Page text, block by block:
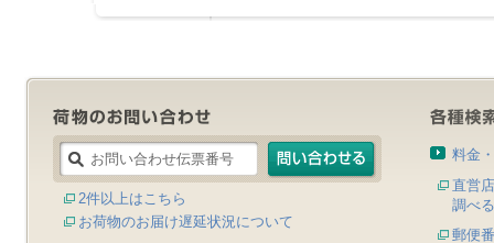
2件以上はこちら
お荷物のお届け遅延状況について
料金
直営
調べる
郵便